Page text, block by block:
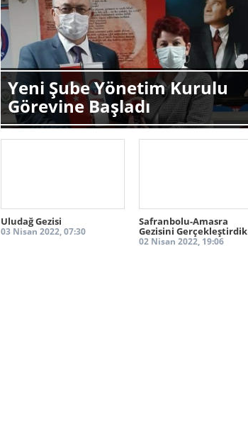
Yeni Şube Yönetim Kurulu
Görevine Başladı
Galeri görselleri için butona tıklayın!
Uludağ Gezisi
03 Nisan 2022, 07:30
Safranbolu-Amasra
Gezisini Gerçekleştirdik
02 Nisan 2022, 19:06